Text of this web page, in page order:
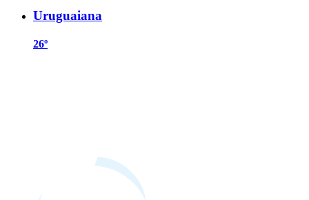
Uruguaiana
26º